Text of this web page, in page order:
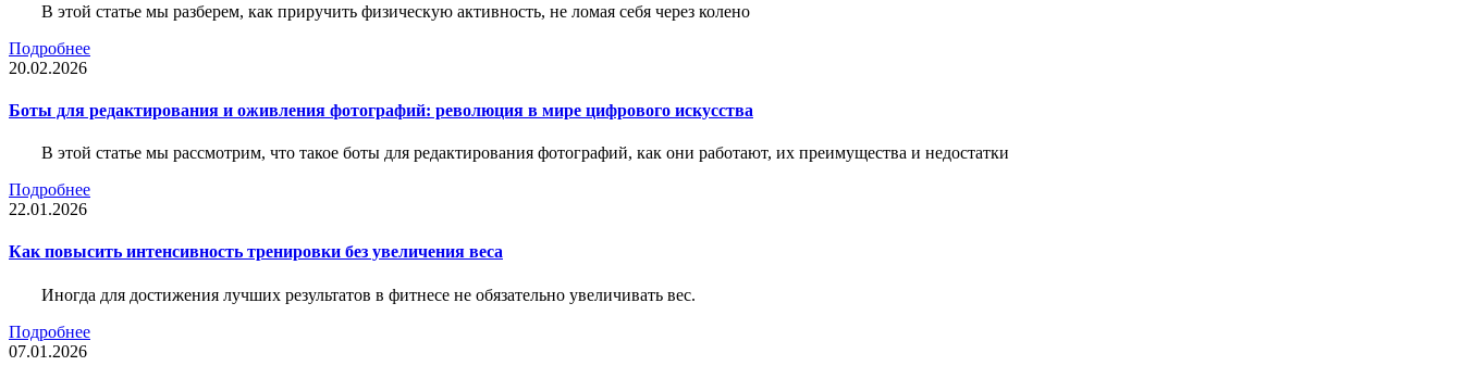
В этой статье мы разберем, как приручить физическую активность, не ломая себя через колено
Подробнее
20.02.2026
Боты для редактирования и оживления фотографий: революция в мире цифрового искусства
В этой статье мы рассмотрим, что такое боты для редактирования фотографий, как они работают, их преимущества и недостатки
Подробнее
22.01.2026
Как повысить интенсивность тренировки без увеличения веса
Иногда для достижения лучших результатов в фитнесе не обязательно увеличивать вес.
Подробнее
07.01.2026